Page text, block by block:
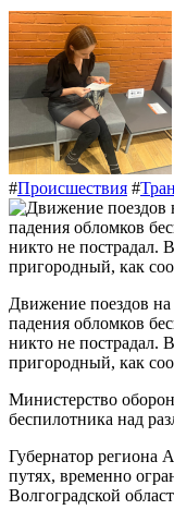
#Происшествия #
Движение поездов на участке Котельниково — Канальная в Волгоградской области временно остановлено из-за
падения обломков
никто не пострадал.
пригородный, как
Министерство
беспилотника над
Губернатор региона
путях, временно
Волгоградской